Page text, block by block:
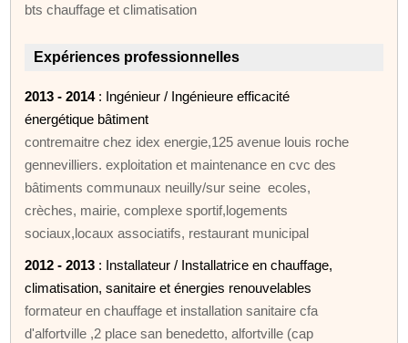
bts chauffage et climatisation
Expériences professionnelles
2013 - 2014: Ingénieur / Ingénieure efficacité
énergétique bâtiment
contremaitre chez idex energie,125 avenue louis roche
gennevilliers. exploitation et maintenance en cvc des
bâtiments communaux neuilly/sur seine ecoles,
crèches, mairie, complexe sportif,logements
sociaux,locaux associatifs, restaurant municipal
2012 - 2013 : Installateur / Installatrice en chauffage,
climatisation, sanitaire et énergies renouvelables
formateur en chauffage et installation sanitaire cfa
d'alfortville ,2 place san benedetto, alfortville (cap